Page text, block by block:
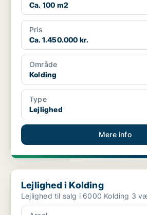
Ca. 100 m2
Pris
Ca. 1.450.000 kr.
Område
Kolding
Type
Lejlighed
Mere info
Lejlighed i Kolding
Lejlighed i Kolding
Lejlighed til